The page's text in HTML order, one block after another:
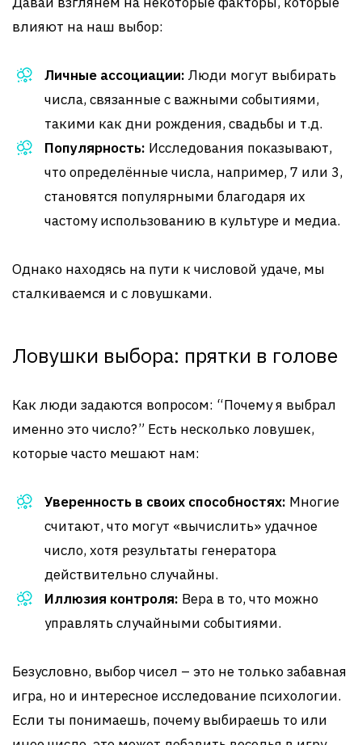
влияют на наш выбор:
Личные ассоциации: Люди могут выбирать
числа, связанные с важными событиями,
такими как дни рождения, свадьбы и т.д.
Популярность: Исследования показывают,
что определённые числа, например, 7 или 3,
становятся популярными благодаря их
частому использованию в культуре и медиа.
Однако находясь на пути к числовой удаче, мы
сталкиваемся и с ловушками.
Ловушки выбора: прятки в голове
Как люди задаются вопросом: “Почему я выбрал
именно это число?” Есть несколько ловушек,
которые часто мешают нам:
Уверенность в своих способностях: Многие
считают, что могут «вычислить» удачное
число, хотя результаты генератора
действительно случайны.
Иллюзия контроля: Вера в то, что можно
управлять случайными событиями.
Безусловно, выбор чисел – это не только забавная
игра, но и интересное исследование психологии.
Если ты понимаешь, почему выбираешь то или